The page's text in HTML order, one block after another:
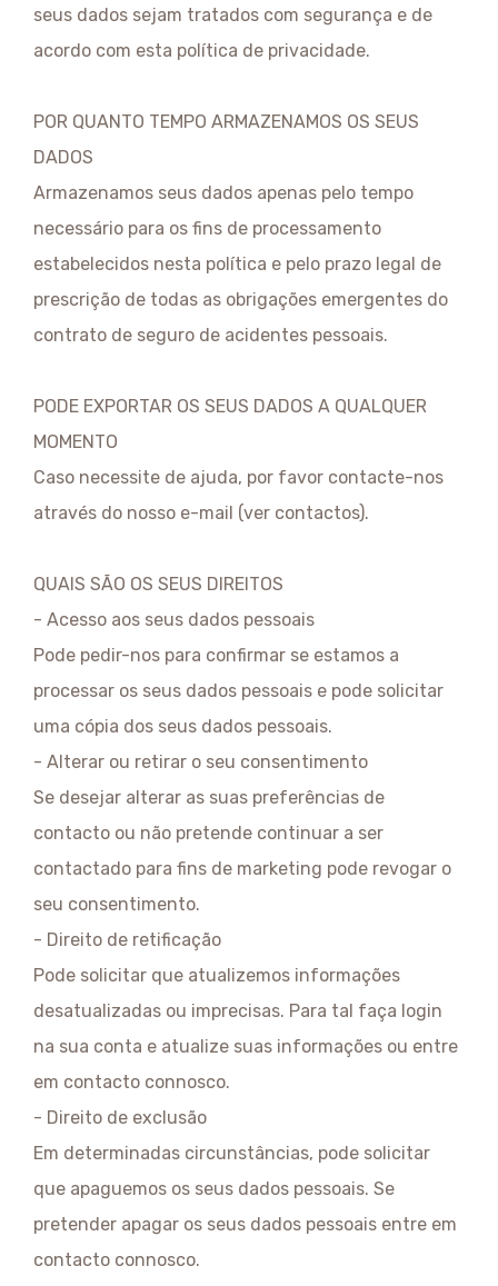
seus dados sejam tratados com segurança e de
acordo com esta política de privacidade.
POR QUANTO TEMPO ARMAZENAMOS OS SEUS
DADOS
Armazenamos seus dados apenas pelo tempo
necessário para os fins de processamento
estabelecidos nesta política e pelo prazo legal de
prescrição de todas as obrigações emergentes do
contrato de seguro de acidentes pessoais.
PODE EXPORTAR OS SEUS DADOS A QUALQUER
MOMENTO
Caso necessite de ajuda, por favor contacte-nos
através do nosso e-mail (ver contactos).
QUAIS SÃO OS SEUS DIREITOS
- Acesso aos seus dados pessoais
Pode pedir-nos para confirmar se estamos a
processar os seus dados pessoais e pode solicitar
uma cópia dos seus dados pessoais.
- Alterar ou retirar o seu consentimento
Se desejar alterar as suas preferências de
contacto ou não pretende continuar a ser
contactado para fins de marketing pode revogar o
seu consentimento.
- Direito de retificação
Pode solicitar que atualizemos informações
desatualizadas ou imprecisas. Para tal faça login
na sua conta e atualize suas informações ou entre
em contacto connosco.
- Direito de exclusão
Em determinadas circunstâncias, pode solicitar
que apaguemos os seus dados pessoais. Se
pretender apagar os seus dados pessoais entre em
contacto connosco.